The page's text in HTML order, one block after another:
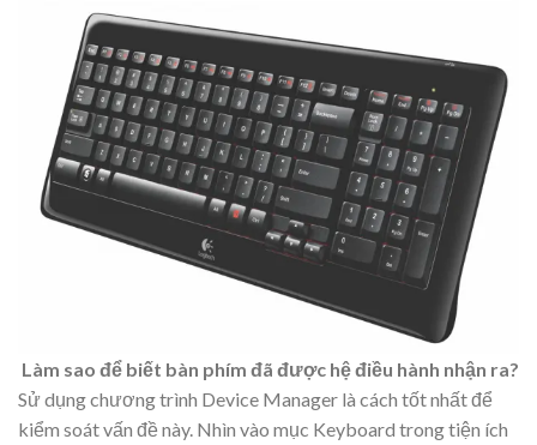
Làm sao để biết bàn phím đã được hệ điều hành nhận ra?
Sử dụng chương trình Device Manager là cách tốt nhất để
kiểm soát vấn đề này. Nhìn vào mục Keyboard trong tiện ích